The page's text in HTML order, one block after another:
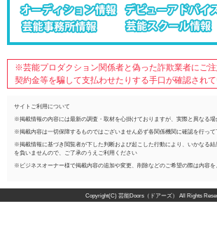
※芸能プロダクション関係者と偽った詐欺業者にご注
契約金等を騙して支払わせたりする手口が確認されて
サイトご利用について
※掲載情報の内容には最新の調査・取材を心掛けておりますが、実際と異なる場
※掲載内容は一切保障するものではございません必ず各関係機関に確認を行って
※掲載情報に基づき閲覧者が下した判断および起こした行動により、いかなる
を負いませんので、ご了承のうえご利用ください
※ビジネスオーナー様で掲載内容の追加や変更、削除などのご希望の際は内容
Copyright(C) 芸能Doors（ドアーズ） All Rights